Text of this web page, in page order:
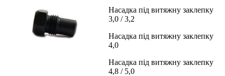
Насадка під витяжну заклепку
3,0 / 3,2
Насадка під витяжну заклепку
4,0
Насадка під витяжну заклепку
4,8 / 5,0